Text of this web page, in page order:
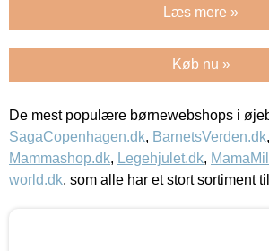
Læs mere »
Køb nu »
De mest populære børnewebshops i
SagaCopenhagen.dk, BarnetsVerden.dk,
Mammashop.dk, Legehjulet.dk,
world.dk, som alle har et stort sortiment